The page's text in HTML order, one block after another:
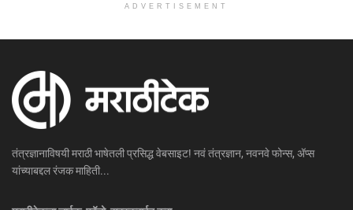
ADVERTISEMENT
तंत्रज्ञानाविषयी मराठी भाषेतली प्रसिद्ध वेबसाइट! नवं तंत्रज्ञान, नवनवे फोन्स, ॲप्स
यांच्याबद्दल रंजक माहिती...